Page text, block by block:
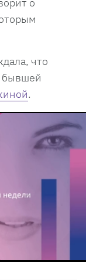
что
бывшей
.